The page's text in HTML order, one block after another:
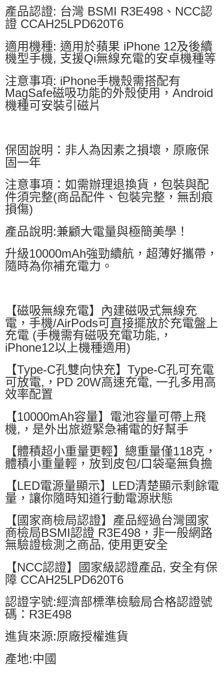
產品認證: 台灣 BSMI R3E498、NCC認
證 CCAH25LPD620T6
適用機種: 適用於蘋果 iPhone 12及後續
機型手機, 支援Qi無線充電的安卓機種等
注意事項: iPhone手機殼需搭配有
MagSafe磁吸功能的外殼使用，Android
機種可安裝引磁片
保固說明：非人為因素之損壞，原廠保
固一年
注意事項：如需辦理退換貨，包裝與配
件須完整(商品配件、包裝完整，無刮痕
損傷)
產品說明:兼顧大電量與極簡美學！
升級10000mAh強勁續航，超薄好攜帶，
隨時為你補充電力。
【磁吸無線充電】內建磁吸式無線充
電，手機/AirPods可直接擺放於充電盤上
充電 (手機需有磁吸充電功能,，
iPhone12以上機種適用)
【Type-C孔雙向快充】Type-C孔可充電
可放電,，PD 20W高速充電, 一孔多用高
效率配置
【10000mAh容量】電池容量可帶上飛
機,，是外出旅遊緊急補電的好幫手
【體積超小重量更輕】總重量僅118克，
體積小重量輕，放到皮包/口袋毫無負擔
【LED電源量顯示】LED清楚顯示剩餘電
量，讓你隨時知道行動電源狀態
【國家商檢局認證】產品經過台灣國家
商檢局BSMI認證 R3E498，非一般網路
無驗證檢測之商品, 使用更安全
【NCC認證】國家級認證產品, 安全有保
障 CCAH25LPD620T6
認證字號:經濟部標準檢驗局合格認證號
碼：R3E498
進貨來源:原廠授權進貨
產地:中國